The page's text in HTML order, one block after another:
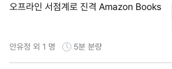
오프라인 서점계로 진격 Amazon Books
안유정 외 1 명 5분 분량